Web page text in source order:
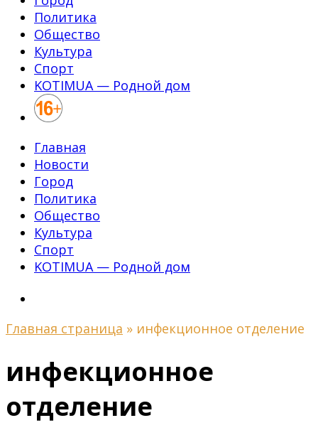
Политика
Общество
Культура
Спорт
KOTIMUA — Родной дом
Главная
Новости
Город
Политика
Общество
Культура
Спорт
KOTIMUA — Родной дом
Главная страница » инфекционное отделение
инфекционное
отделение